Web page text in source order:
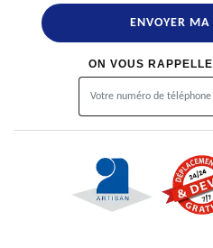
ON VOUS